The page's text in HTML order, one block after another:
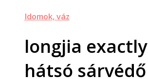
Idomok, váz
longjia exactly
hátsó sárvédő